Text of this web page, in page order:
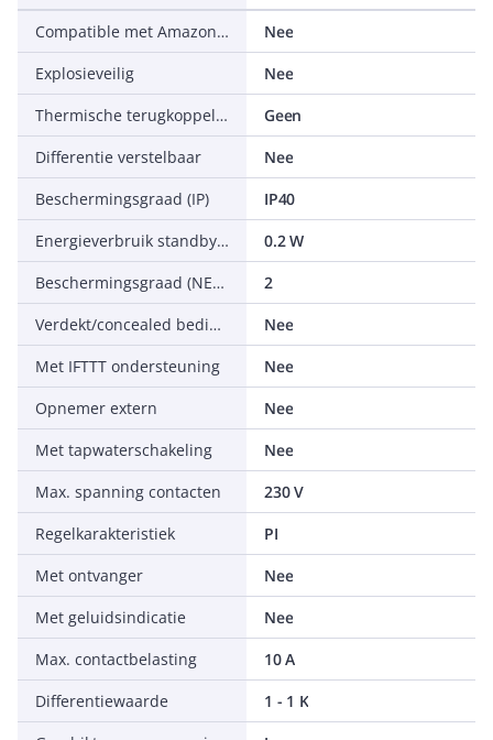
Compatible met Amazon Alexa
Nee
Explosieveilig
Nee
Thermische terugkoppeling
Geen
Differentie verstelbaar
Nee
Beschermingsgraad (IP)
IP40
Energieverbruik standby (solstandby)
0.2 W
Beschermingsgraad (NEMA)
2
Verdekt/concealed bediening
Nee
Met IFTTT ondersteuning
Nee
Opnemer extern
Nee
Met tapwaterschakeling
Nee
Max. spanning contacten
230 V
Regelkarakteristiek
PI
Met ontvanger
Nee
Met geluidsindicatie
Nee
Max. contactbelasting
10 A
Differentiewaarde
1 - 1 K